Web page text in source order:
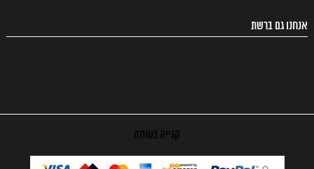
אנחנו גם ברשת
קנייה בטוחה